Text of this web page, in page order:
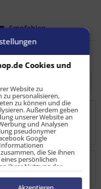
Empfehlen
zur Sicherung
mehr
diskutieren...mehr
Cookies und
Website zu
zu personalisieren,
zu können und die
Außerdem geben
unserer Website an
und Analysen
pseudonymer
Google
die Sie ihnen
persönlichen
Ihrer Nutzung der
anderer
von Cookies und Pixeln